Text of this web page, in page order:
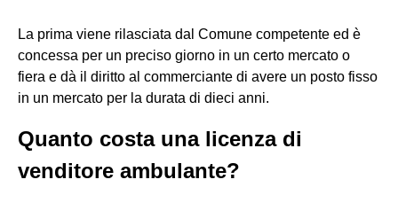
La prima viene rilasciata dal Comune competente ed è
concessa per un preciso giorno in un certo mercato o
fiera e dà il diritto al commerciante di avere un posto fisso
in un mercato per la durata di dieci anni.
Quanto costa una licenza di
venditore ambulante?